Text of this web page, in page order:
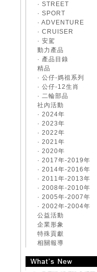
· STREET
· SPORT
· ADVENTURE
· CRUISER
· 安駕
動力產品
· 產品目錄
精品
· 公仔-媽祖系列
· 公仔-12生肖
· 二輪部品
社內活動
· 2024年
· 2023年
· 2022年
· 2021年
· 2020年
· 2017年-2019年
· 2014年-2016年
· 2011年-2013年
· 2008年-2010年
· 2005年-2007年
· 2002年-2004年
公益活動
企業形象
特殊貢獻
相關報導
《好康大聲公-汽車》
來店試乘~送您開運好
禮
《好康大聲公-汽車》
交車送您精美好禮~
《好康大聲公-汽車》
禮
全新世代 CR-V 優雅